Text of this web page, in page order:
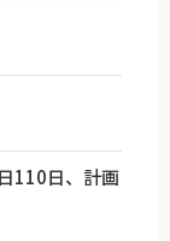
110日、計画